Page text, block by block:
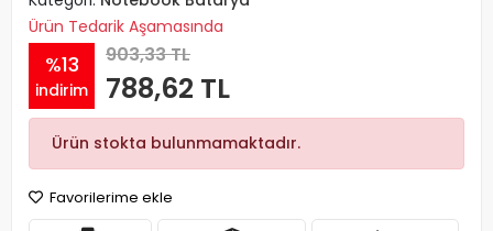
Ürün Tedarik Aşamasında
%13
indirim
903,33 TL
788,62 TL
Ürün stokta bulunmamaktadır.
Favorilerime ekle